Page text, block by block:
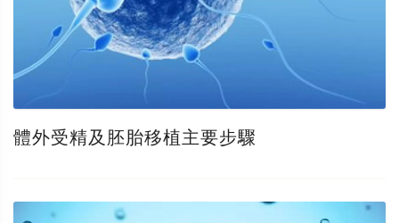
體外受精及胚胎移植主要步驟